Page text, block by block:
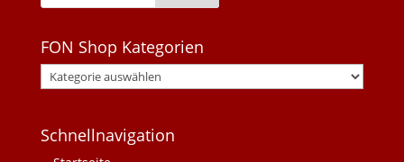
FON Shop Kategorien
Schnellnavigation